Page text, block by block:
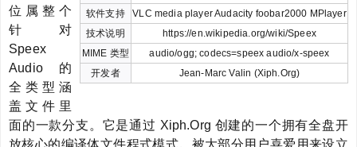
软件支持
VLC media player Audacity foobar2000 MPlayer
技术说明
https://en.wikipedia.org/wiki/Speex
MIME 类型
audio/ogg; codecs=speex audio/x-speex
开发者
Jean-Marc Valin (Xiph.Org)
位属整个
针对
Speex
Audio 的
全类型涵
盖文件里
面的一款分支。它是通过 Xiph.Org 创建的一个拥有全盘开
放核心的编译体文件程式模式。被大部分用户喜爱用来设立